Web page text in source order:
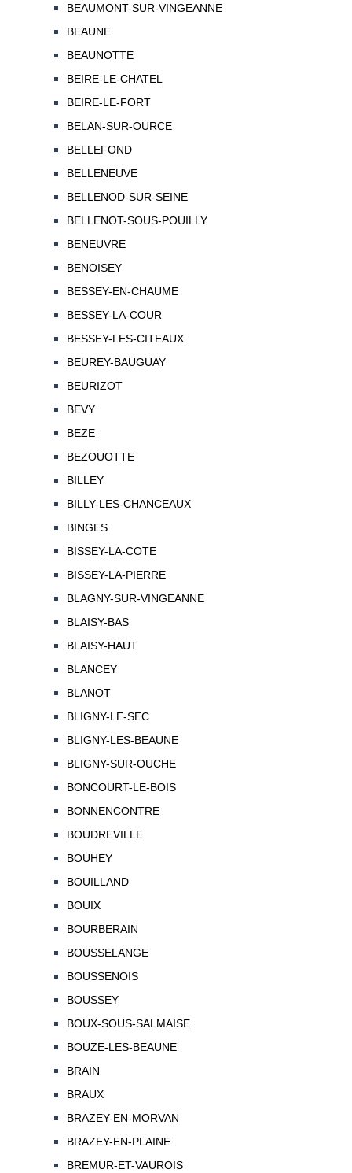
BEAUMONT-SUR-VINGEANNE
BEAUNE
BEAUNOTTE
BEIRE-LE-CHATEL
BEIRE-LE-FORT
BELAN-SUR-OURCE
BELLEFOND
BELLENEUVE
BELLENOD-SUR-SEINE
BELLENOT-SOUS-POUILLY
BENEUVRE
BENOISEY
BESSEY-EN-CHAUME
BESSEY-LA-COUR
BESSEY-LES-CITEAUX
BEUREY-BAUGUAY
BEURIZOT
BEVY
BEZE
BEZOUOTTE
BILLEY
BILLY-LES-CHANCEAUX
BINGES
BISSEY-LA-COTE
BISSEY-LA-PIERRE
BLAGNY-SUR-VINGEANNE
BLAISY-BAS
BLAISY-HAUT
BLANCEY
BLANOT
BLIGNY-LE-SEC
BLIGNY-LES-BEAUNE
BLIGNY-SUR-OUCHE
BONCOURT-LE-BOIS
BONNENCONTRE
BOUDREVILLE
BOUHEY
BOUILLAND
BOUIX
BOURBERAIN
BOUSSELANGE
BOUSSENOIS
BOUSSEY
BOUX-SOUS-SALMAISE
BOUZE-LES-BEAUNE
BRAIN
BRAUX
BRAZEY-EN-MORVAN
BRAZEY-EN-PLAINE
BREMUR-ET-VAUROIS